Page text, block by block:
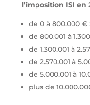
l’imposition ISI en
de 0 à 800.000 €
de 800.001 à
de 1.300.001 à
de 2.570.001 à
de 5.000.001 à
plus de